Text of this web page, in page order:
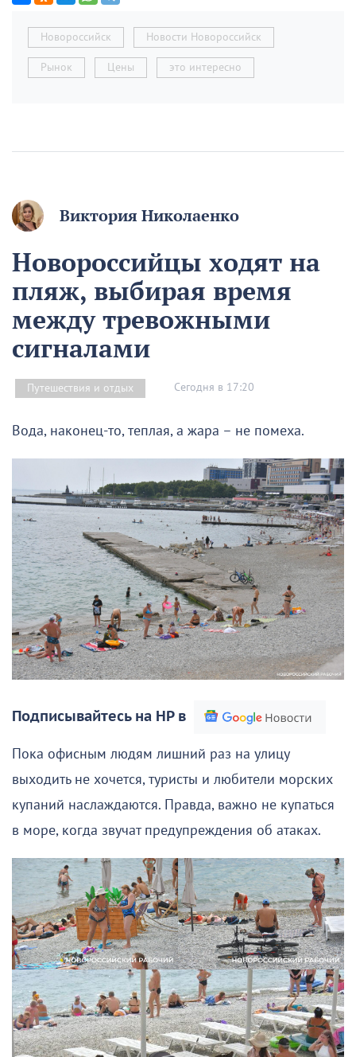
Новороссийск Новости Новороссийск
Рынок Цены это интересно
Виктория Николаенко
Новороссийцы ходят на
пляж, выбирая время
между тревожными
сигналами
Путешествия и отдых Сегодня в 17:20
Вода, наконец-то, теплая, а жара – не помеха.
Подписывайтесь на НР в
Пока офисным людям лишний раз на улицу
выходить не хочется, туристы и любители морских
купаний наслаждаются. Правда, важно не купаться
в море, когда звучат предупреждения об атаках.